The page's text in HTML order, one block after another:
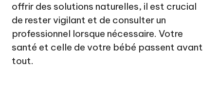
offrir des solutions naturelles, il est crucial
de rester vigilant et de consulter un
professionnel lorsque nécessaire. Votre
santé et celle de votre bébé passent avant
tout.